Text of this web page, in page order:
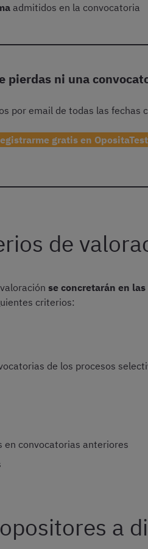
admitidos en la convocatoria
pierdas ni una
por email de todas las fechas
gratis en OpositaTest
de
se concretarán en
criterios:
de los procesos
en convocatorias anteriores
a